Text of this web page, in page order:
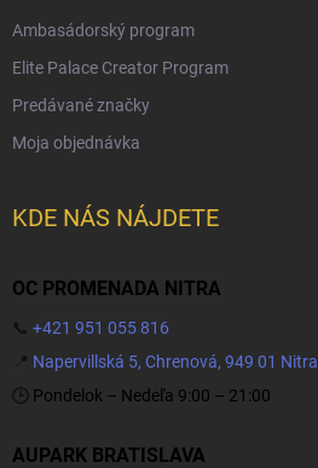
Ambasádorský program
Elite Palace Creator Program
Predávané značky
Moja objednávka
KDE NÁS NÁJDETE
OC PROMENADA NITRA
📞 +421 951 055 816
📍 Napervillská 5, Chrenová, 949 01 Nitra
🕒 Pondelok – Nedeľa 9:00 – 21:00
AUPARK BRATISLAVA